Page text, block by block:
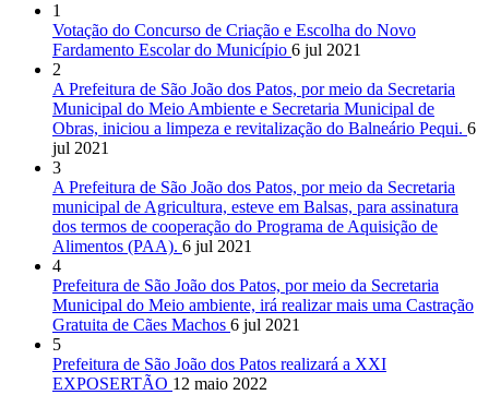
1
Votação do Concurso de Criação e Escolha do Novo
Fardamento Escolar do Município 6 jul 2021
2
A Prefeitura de São João dos Patos, por meio da Secretaria
Municipal do Meio Ambiente e Secretaria Municipal de
Obras, iniciou a limpeza e revitalização do Balneário Pequi. 6
jul 2021
3
A Prefeitura de São João dos Patos, por meio da Secretaria
municipal de Agricultura, esteve em Balsas, para assinatura
dos termos de cooperação do Programa de Aquisição de
Alimentos (PAA). 6 jul 2021
4
Prefeitura de São João dos Patos, por meio da Secretaria
Municipal do Meio ambiente, irá realizar mais uma Castração
Gratuita de Cães Machos 6 jul 2021
5
Prefeitura de São João dos Patos realizará a XXI
EXPOSERTÃO 12 maio 2022